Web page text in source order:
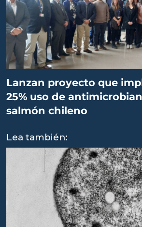
Lanzan proyecto que
25% uso de
salmón chileno
Lea también: